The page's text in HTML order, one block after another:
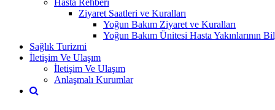
Ziyaret Saatleri ve Kuralları
Yoğun Bakım Ziyaret ve Kuralları
Yoğun Bakım Ünitesi Hasta Yakınlarının
Sağlık Turizmi
İletişim Ve Ulaşım
İletişim Ve Ulaşım
Anlaşmalı Kurumlar